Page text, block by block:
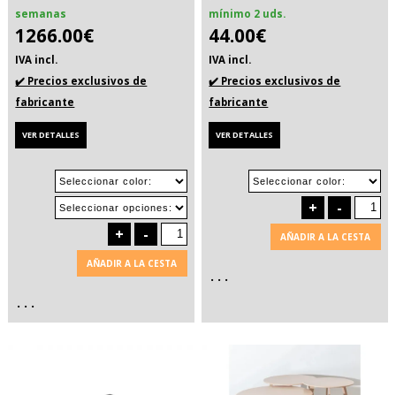
semanas
1266.00€
IVA incl.
✔️ Precios exclusivos de
fabricante
VER DETALLES
+ -
AÑADIR A LA CESTA
. . .
mínimo 2 uds.
44.00€
IVA incl.
✔️ Precios exclusivos de
fabricante
VER DETALLES
+ -
AÑADIR A LA CESTA
. . .